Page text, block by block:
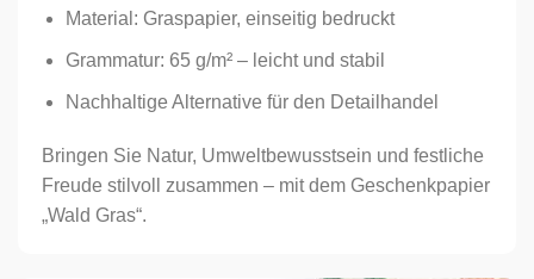
Material: Graspapier, einseitig bedruckt
Grammatur: 65 g/m² – leicht und stabil
Nachhaltige Alternative für den Detailhandel
Bringen Sie Natur, Umweltbewusstsein und festliche
Freude stilvoll zusammen – mit dem Geschenkpapier
„Wald Gras“.